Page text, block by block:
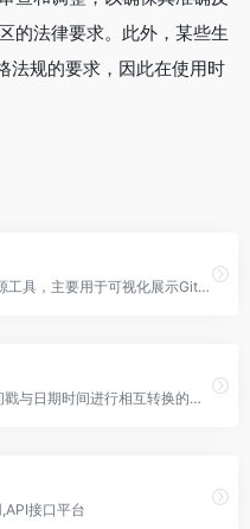
的法律要求。此外，某些生
法规的要求，因此在使用时
一款专为GitHub用户设计的开源工具，主要用于可视化展示GitHub仓库的星标（star）数量历史变化趋势
时间戳转换器是一种用于将时间戳与日期时间进行相互转换的工具
接口平台